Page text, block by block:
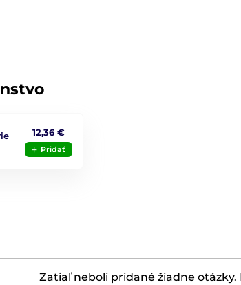
12,36 €
Pridať
Zatiaľ neboli pridané žiadne